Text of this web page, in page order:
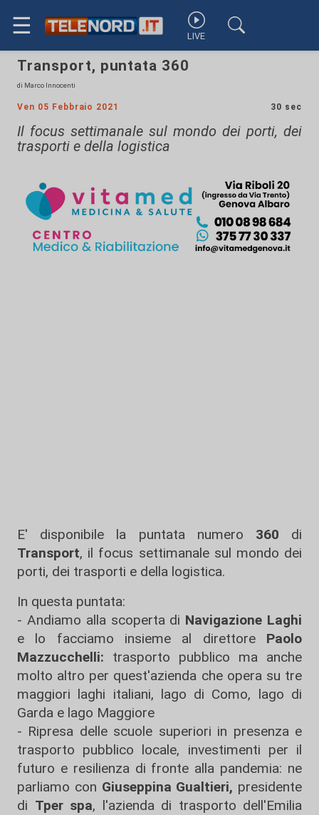
☰ LIVE
Transport, puntata 360
di Marco Innocenti
Ven 05 Febbraio 2021 30 sec
Il focus settimanale sul mondo dei porti, dei
trasporti e della logistica
E' disponibile la puntata numero 360 di
Transport, il focus settimanale sul mondo dei
porti, dei trasporti e della logistica.
In questa puntata:
- Andiamo alla scoperta di Navigazione Laghi
e lo facciamo insieme al direttore Paolo
Mazzucchelli: trasporto pubblico ma anche
molto altro per quest'azienda che opera su tre
maggiori laghi italiani, lago di Como, lago di
Garda e lago Maggiore
- Ripresa delle scuole superiori in presenza e
trasporto pubblico locale, investimenti per il
futuro e resilienza di fronte alla pandemia: ne
parliamo con Giuseppina Gualtieri, presidente
di Tper spa, l'azienda di trasporto dell'Emilia